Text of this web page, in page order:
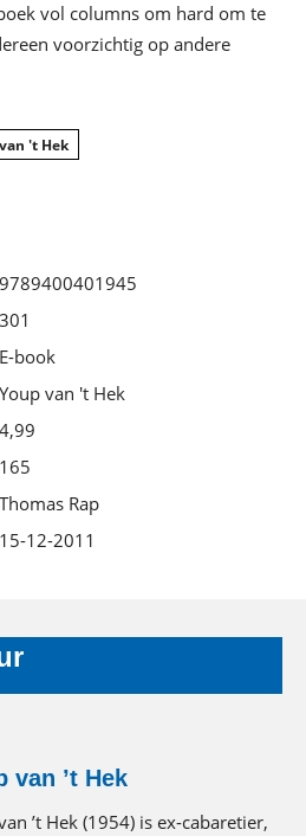
vol columns om hard om te
voorzichtig op andere
't Hek
9789400401945
301
E-book
Youp van 't Hek
4,99
165
Thomas Rap
15-12-2011
van ’t Hek
’t Hek (1954) is ex-cabaretier,